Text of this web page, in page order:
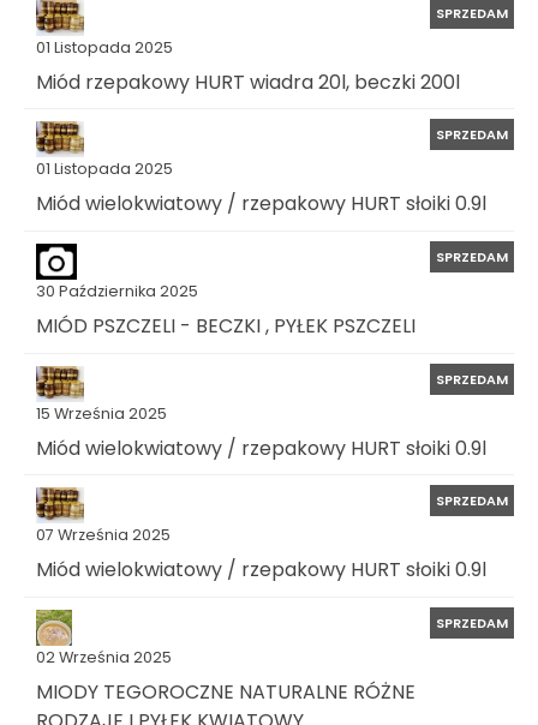
01 Listopada 2025
SPRZEDAM
Miód rzepakowy HURT wiadra 20l, beczki 200l
01 Listopada 2025
SPRZEDAM
Miód wielokwiatowy / rzepakowy HURT słoiki 0.9l
30 Października 2025
SPRZEDAM
MIÓD PSZCZELI - BECZKI , PYŁEK PSZCZELI
15 Września 2025
SPRZEDAM
Miód wielokwiatowy / rzepakowy HURT słoiki 0.9l
07 Września 2025
SPRZEDAM
Miód wielokwiatowy / rzepakowy HURT słoiki 0.9l
02 Września 2025
SPRZEDAM
MIODY TEGOROCZNE NATURALNE RÓŻNE